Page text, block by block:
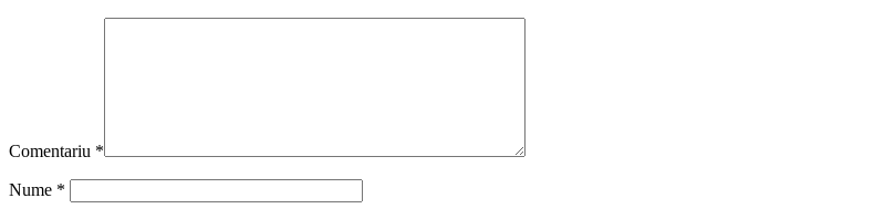
Comentariu *
Nume *